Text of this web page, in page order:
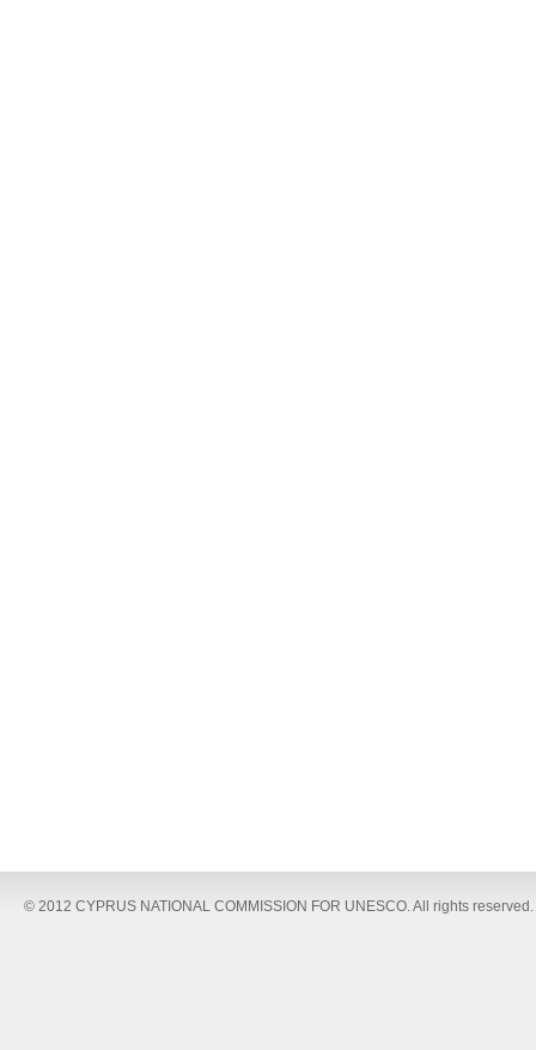
© 2012 CYPRUS NATIONAL COMMISSION FOR UNESCO. All rights reserved.